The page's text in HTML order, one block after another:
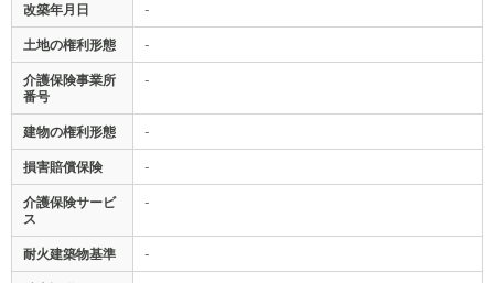
改築年月日 -
土地の権利形態 -
介護保険事業所
番号
-
建物の権利形態 -
損害賠償保険 -
介護保険サービ
ス
-
耐火建築物基準 -